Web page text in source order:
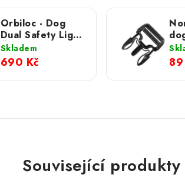
Orbiloc - Dog
Dual Safety Light;
Červená
Skladem
690 Kč
Související produkty